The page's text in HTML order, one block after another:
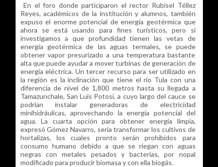
En el foro donde participaron el rector Rubisel Téllez
Reyes, académicos de la institución y alumnos, también
expuso el enorme potencial de energía geotérmica que
ahora se está usando para fines turísticos, pero si
investigamos a que profundidad tienen las vetas de
energía geotérmica de las aguas termales, se puede
obtener vapor presurizado a una temperatura bastante
alta que puede ayudar a mover turbinas de generación de
energía eléctrica. Un tercer recurso para ser utilizado en
la región es la inclinación que tiene el río Tula con una
diferencia de nivel de 1,800 metros hasta su llegada a
Tamazunchale, San Luis Potosí, a cuyo largo del cauce se
podrían instalar generadoras de electricidad
minihidráulicas, aprovechando la energía potencial del
agua. La cuarta opción para obtener energía limpia,
expresó Gómez Navarro, sería transformar los cultivos de
hortalizas, los cuales pronto serán prohibidos para
consumo humano debido a que se riegan con aguas
negras con metales pesados y bacterias, por nopal
modificado para producir biomasa y con ella biogás.